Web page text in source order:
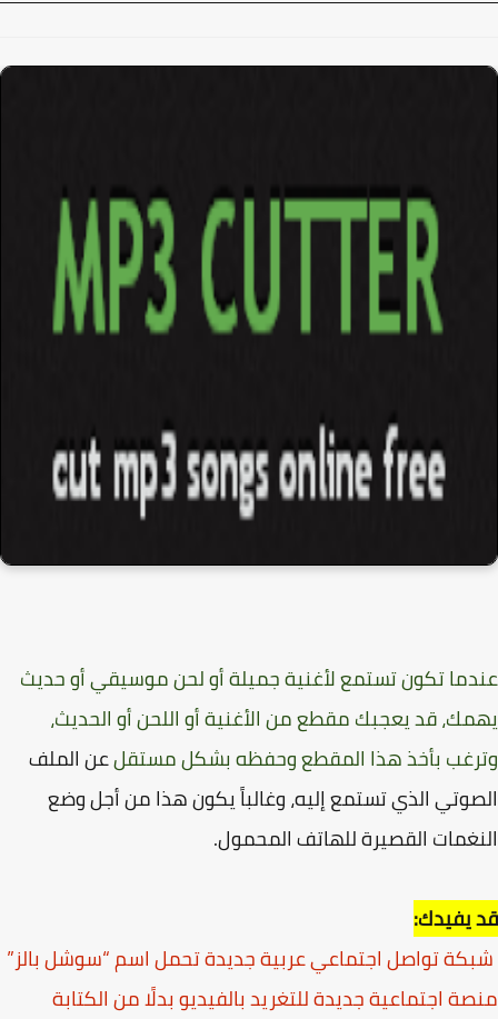
تكون تستمع لأغنية جميلة أو لحن موسيقي أو حديث
قد يعجبك مقطع من الأغنية أو اللحن أو الحديث،
بأخذ هذا المقطع وحفظه بشكل مستقلعن الملف
الذي تستمع إليه، وغالباً يكون هذا من أجل وضع
القصيرة للهاتف المحمول.
تواصل اجتماعي عربية جديدة تحمل اسم “سوشل بالز”
اجتماعية جديدة للتغريد بالفيديو بدلًا من الكتابة